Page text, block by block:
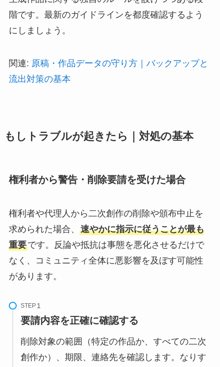
階です。最新のガイドラインを都度確認するよう
にしましょう。
関連: 原稿・作品データの守り方｜バックアップと
流出対策の基本
もしトラブルが起きたら｜対処の基本
権利者から警告・削除要請を受けた場合
権利者や代理人から二次創作の削除や頒布中止を
求められた場合、 速やかに指示に従うことが最も
重要です。反論や抵抗は事態を悪化させるだけで
なく、コミュニティ全体に悪影響を及ぼす可能性
があります。
STEP
要請内容を正確に確認する
削除対象の範囲（特定の作品か、すべての二次
創作か）、期限、連絡先を確認します。なりす